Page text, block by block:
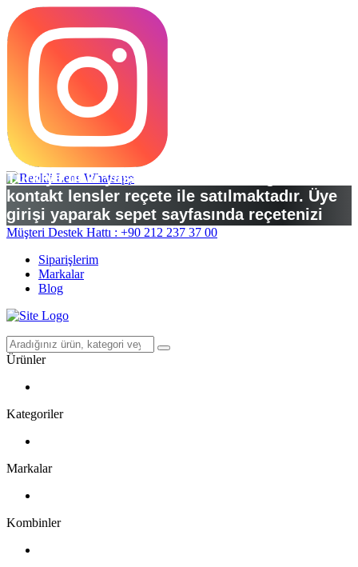
Türkiye’deki yasal düzenlemelere göre
kontakt lensler reçete ile satılmaktadır. Üye
girişi yaparak sepet sayfasında reçetenizi
yükleyebilirsiniz.
Müşteri Destek Hattı : +90 212 237 37 00
Siparişlerim
Markalar
Blog
Ürünler
Kategoriler
Markalar
Kombinler